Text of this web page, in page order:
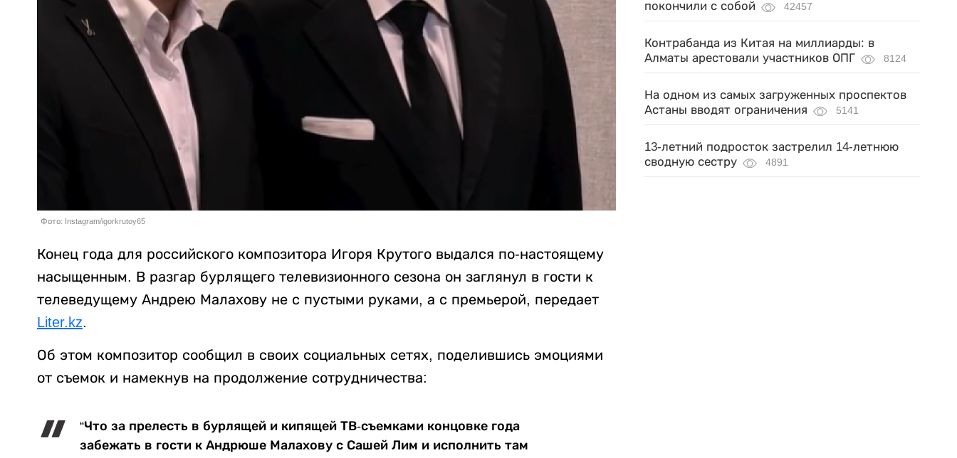
Фото: Instagram/igorkrutoy65
Конец года для российского композитора Игоря Крутого выдался по-настоящему
насыщенным. В разгар бурлящего телевизионного сезона он заглянул в гости к
телеведущему Андрею Малахову не с пустыми руками, а с премьерой, передает
Liter.kz.
Об этом композитор сообщил в своих социальных сетях, поделившись эмоциями
от съемок и намекнув на продолжение сотрудничества:
“Что за прелесть в бурлящей и кипящей ТВ-съемками концовке года
забежать в гости к Андрюше Малахову с Сашей Лим и исполнить там
покончили с собой
42457
Контрабанда из Китая на миллиарды: в
Алматы арестовали участников ОПГ
8124
На одном из самых загруженных проспектов
Астаны вводят ограничения
5141
13-летний подросток застрелил 14-летнюю
сводную сестру
4891